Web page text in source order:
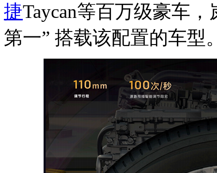
捷Taycan等百万级豪车
第一” 搭载该配置的车型